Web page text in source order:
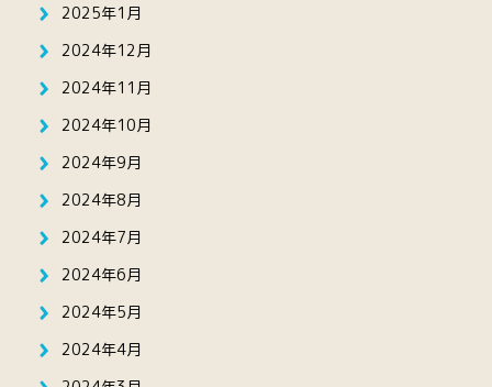
2025年1月
2024年12月
2024年11月
2024年10月
2024年9月
2024年8月
2024年7月
2024年6月
2024年5月
2024年4月